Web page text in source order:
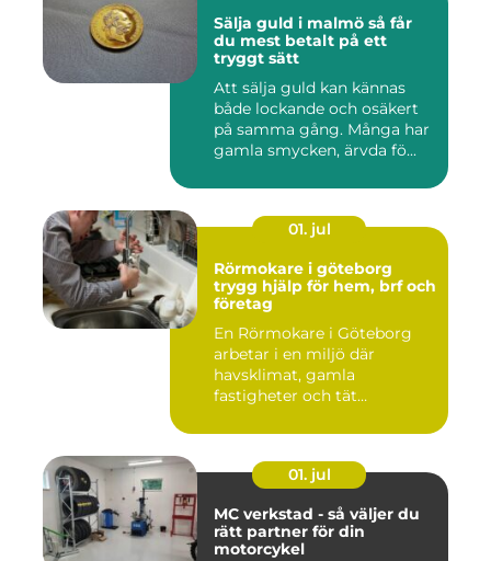
Sälja guld i malmö så får
du mest betalt på ett
tryggt sätt
Att sälja guld kan kännas
både lockande och osäkert
på samma gång. Många har
gamla smycken, ärvda fö...
01. jul
Rörmokare i göteborg
trygg hjälp för hem, brf och
företag
En Rörmokare i Göteborg
arbetar i en miljö där
havsklimat, gamla
fastigheter och tät
01. jul
MC verkstad - så väljer du
rätt partner för din
motorcykel